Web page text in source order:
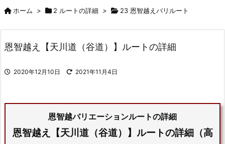
ホーム > 2 ルートの詳細 > 23 恩智越えバリルート
恩智越え【天川道（谷道）】ルートの詳細
2020年12月10日 2021年11月4日
恩智越バリエーションルートの詳細
恩智越え【天川道（谷道）】ルートの詳細（高